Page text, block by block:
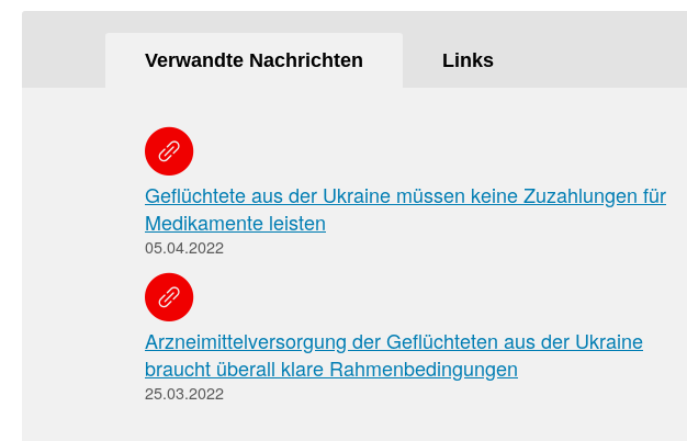
Verwandte Nachrichten Links
Geflüchtete aus der Ukraine müssen keine Zuzahlungen für
Medikamente leisten
05.04.2022
Arzneimittelversorgung der Geflüchteten aus der Ukraine
braucht überall klare Rahmenbedingungen
25.03.2022